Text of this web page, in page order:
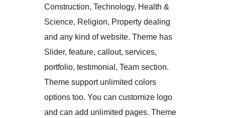
Construction, Technology, Health &
Science, Religion, Property dealing
and any kind of website. Theme has
Slider, feature, callout, services,
portfolio, testimonial, Team section.
Theme support unlimited colors
options too. You can customize logo
and can add unlimited pages. Theme